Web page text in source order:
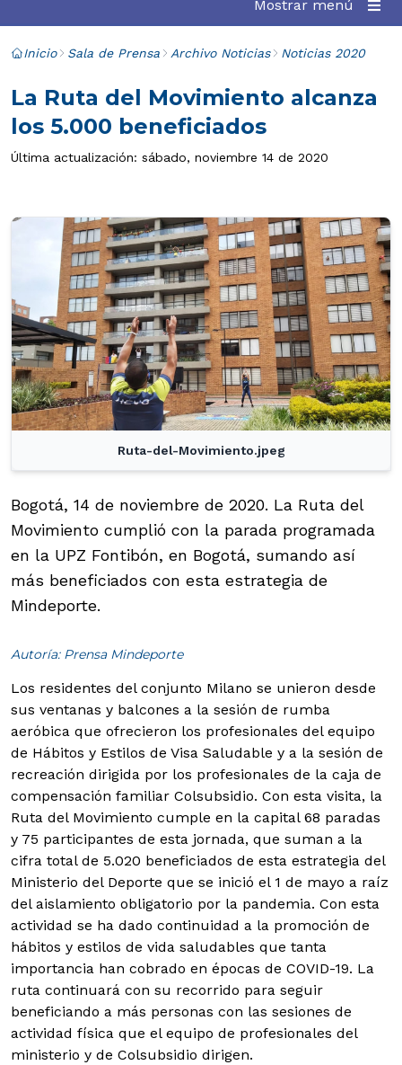
Mostrar menú
Inicio Sala de Prensa Archivo Noticias Noticias 2020
La Ruta del Movimiento alcanza
los 5.000 beneficiados
Última actualización: sábado, noviembre 14 de 2020
Ruta-del-Movimiento.jpeg
Bogotá, 14 de noviembre de 2020. La Ruta del
Movimiento cumplió con la parada programada
en la UPZ Fontibón, en Bogotá, sumando así
más beneficiados con esta estrategia de
Mindeporte.
Autoría: Prensa Mindeporte
Los residentes del conjunto Milano se unieron desde
sus ventanas y balcones a la sesión de rumba
aeróbica que ofrecieron los profesionales del equipo
de Hábitos y Estilos de Visa Saludable y a la sesión de
recreación dirigida por los profesionales de la caja de
compensación familiar Colsubsidio. Con esta visita, la
Ruta del Movimiento cumple en la capital 68 paradas
y 75 participantes de esta jornada, que suman a la
cifra total de 5.020 beneficiados de esta estrategia del
Ministerio del Deporte que se inició el 1 de mayo a raíz
del aislamiento obligatorio por la pandemia. Con esta
actividad se ha dado continuidad a la promoción de
hábitos y estilos de vida saludables que tanta
importancia han cobrado en épocas de COVID-19. La
ruta continuará con su recorrido para seguir
beneficiando a más personas con las sesiones de
actividad física que el equipo de profesionales del
ministerio y de Colsubsidio dirigen.